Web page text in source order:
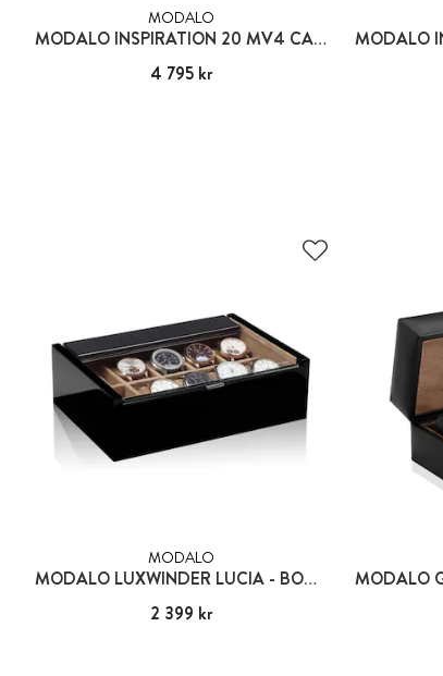
MODALO
MODALO INSPIRATION 20 MV4 CARBON - FÖR 2 KLOCKOR
Pris:4 795 kr
4 795 kr
MODALO
MODALO LUXWINDER LUCIA - BOX FÖR 10 KLOCKOR
Pris :2 399 kr
2 399 kr